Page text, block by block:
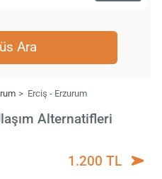
Ara
Erciş - Erzurum
Alternatifleri
1.200 TL